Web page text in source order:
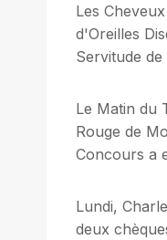
Les
d'Oreilles
Servitude
Le Matin du
Rouge de
Concours a
Lundi,
deux